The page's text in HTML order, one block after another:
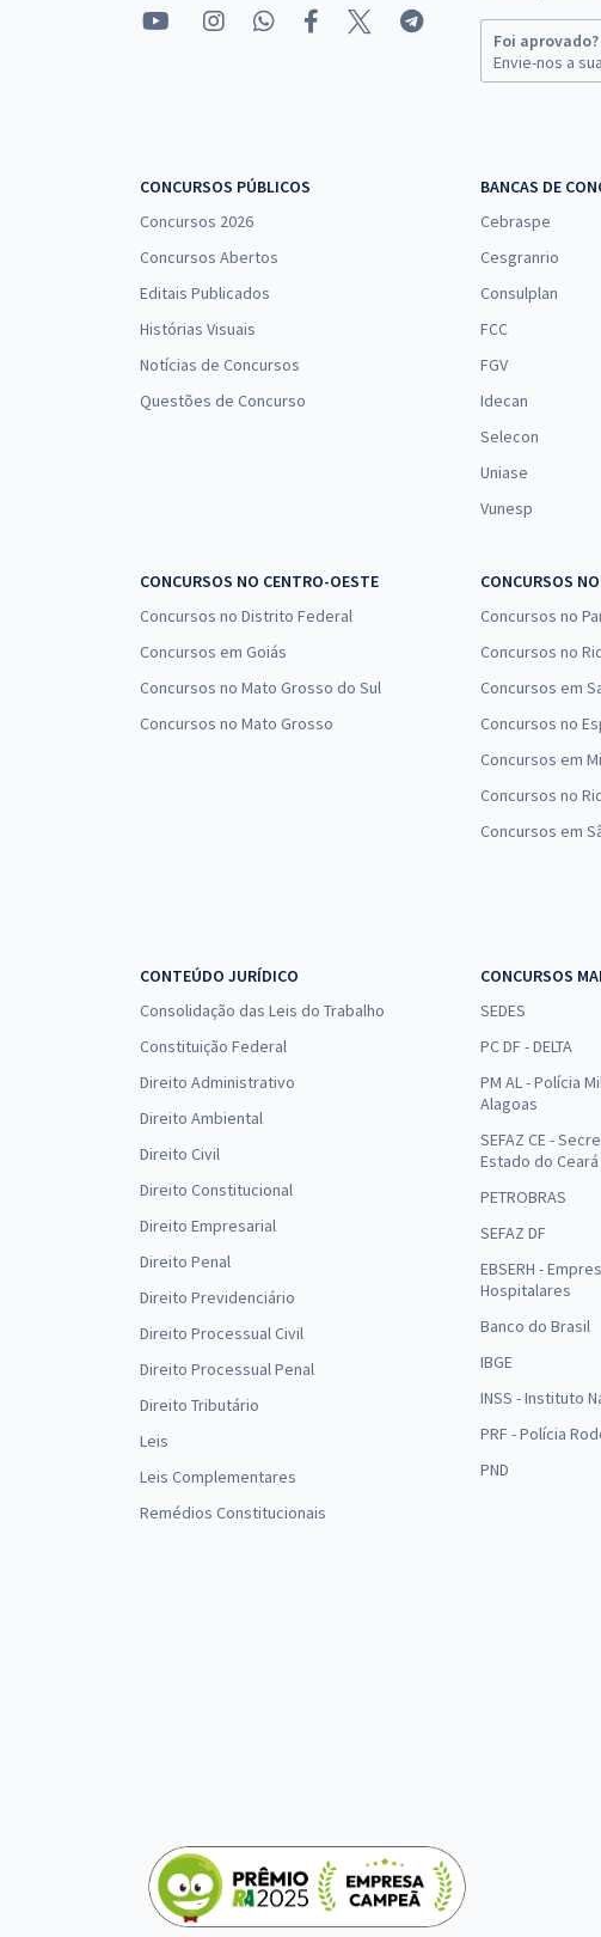
Foi aprovado?
Envie-nos a
CONCURSOS PÚBLICOS
Concursos 2026
Concursos Abertos
Editais Publicados
Histórias Visuais
Notícias de Concursos
Questões de Concurso
BANCAS DE
Cebraspe
Cesgranrio
Consulplan
FCC
FGV
Idecan
Selecon
Uniase
Vunesp
CONCURSOS NO CENTRO-OESTE
Concursos no Distrito Federal
Concursos em Goiás
Concursos no Mato Grosso do Sul
Concursos no Mato Grosso
CONCURSOS
Concursos no
Concursos no
Concursos em
Concursos no
Concursos em
Concursos no
Concursos em
CONTEÚDO JURÍDICO
Consolidação das Leis do Trabalho
Constituição Federal
Direito Administrativo
Direito Ambiental
Direito Civil
Direito Constitucional
Direito Empresarial
Direito Penal
Direito Previdenciário
Direito Processual Civil
Direito Processual Penal
Direito Tributário
Leis
Leis Complementares
Remédios Constitucionais
CONCURSOS
SEDES
PC DF - DELTA
PM AL - Polícia
Alagoas
SEFAZ CE -
Estado do Ceará
PETROBRAS
SEFAZ DF
EBSERH -
Hospitalares
Banco do Brasil
IBGE
INSS - Instituto
PRF - Polícia
PND